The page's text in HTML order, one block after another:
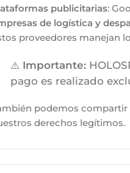
publicitarias:
de logística y
proveedores manejan
⚠️ Importante:
pago es realizado
podemos compartir
derechos legítimos.